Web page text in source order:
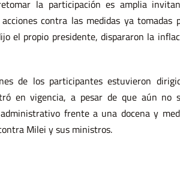
la participación es amplia
contra las medidas ya tomadas
el propio presidente, dispararon la
de los participantes estuvieron
en vigencia, a pesar de que aún no
frente a una docena y
Milei y sus ministros.